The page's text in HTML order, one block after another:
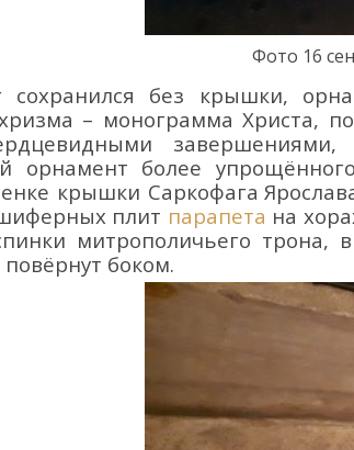
Фото 16
сохранился без крышки,
– монограмма Христа,
завершениями,
й орнамент более
крышки Саркофага
плит парапета на
митрополичьего трона,
боком.